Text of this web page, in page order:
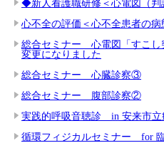
◆新人看護職研修＜心電図（
心不全の評価＜心不全患者の病
総合セミナー 心電図「すこ
変更になりました
総合セミナー 心臓診察③
総合セミナー 腹部診察②
実践的呼吸音聴診 in 安来市立
循環フィジカルセミナー for